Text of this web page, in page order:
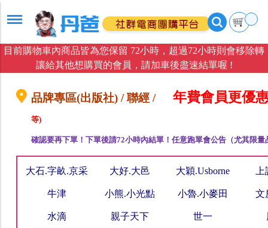
目前購物車內商品皆為您保留 72小時，超過72小時則會移除轉
讓給其他想購買的會員，請加車後盡速結單喔 !
品牌專區(出版社) / 聯經 / 年費會員更優
等)
確認要再下單！下單後請72小時內結單！任意跑單會公告（尤其限
大石.字畝.京采 大好.大邑 大穎.Usborne
牛津 小熊.小光點 小魯.小麥田 文
水滴 親子天下 世一